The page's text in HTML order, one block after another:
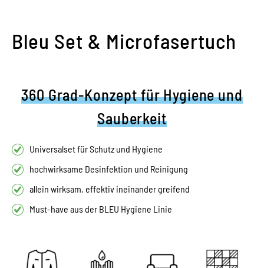
Bleu Set & Microfasertuch
360 Grad-Konzept für Hygiene und
Sauberkeit
Universalset für Schutz und Hygiene
hochwirksame Desinfektion und Reinigung
allein wirksam, effektiv ineinander greifend
Must-have aus der BLEU Hygiene Linie